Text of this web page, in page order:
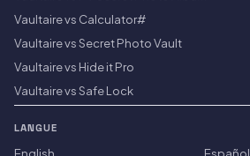
Vaultaire vs Calculator#
Vaultaire vs Secret Photo Vault
Vaultaire vs Hide it Pro
Vaultaire vs Safe Lock
LANGUE
English
Español